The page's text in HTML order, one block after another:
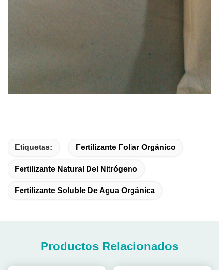
Etiquetas: Fertilizante Foliar Orgánico
Fertilizante Natural Del Nitrógeno
Fertilizante Soluble De Agua Orgánica
Productos Relacionados